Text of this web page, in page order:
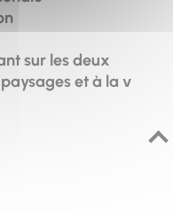
sur les deux
et à la v